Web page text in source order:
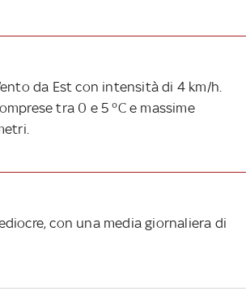
da Est con intensità di 4 km/h.
tra 0 e 5 °C e massime
con una media giornaliera di